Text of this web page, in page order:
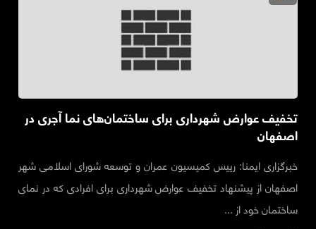
تخفیف عوارض شهرداری برای ساختمان‌های نما آجری در
اصفهان
خبرگزاری ایمنا: رییس کمیسیون عمران و توسعه شورای اسلامی شهر
اصفهان از پیشنهاد تخفیف عوارض شهرداری برای افرادی که در نمای
ساختمان خود از ...